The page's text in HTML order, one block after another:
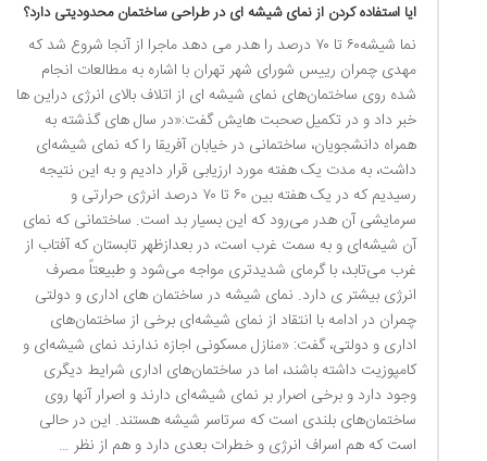
ایا استفاده کردن از نمای شیشه ای در طراحی ساختمان محدودیتی دارد؟
نما شیشه۶۰ تا ۷۰ درصد را هدر می دهد ماجرا از آنجا شروع شد که
مهدی چمران رییس شورای شهر تهران با اشاره به مطالعات انجام
شده روی ساختمان‌های نمای شیشه ای از اتلاف بالای انرژی دراین ها
خبر داد و در تکمیل صحبت هایش گفت:«در سال های گذشته به
همراه دانشجویان، ساختمانی در خیابان آفریقا را که نمای شیشه‌ای
داشت، به مدت یک هفته مورد ارزیابی قرار دادیم و به این نتیجه
رسیدیم که در یک هفته بین ۶۰ تا ۷۰ درصد انرژی حرارتی و
سرمایشی آن هدر می‌رود که این بسیار بد است. ساختمانی که نمای
آن شیشه‌ای و به سمت غرب است، در بعدازظهر تابستان که آفتاب از
غرب می‌تابد، با گرمای شدیدتری مواجه می‌شود و طبیعتاً مصرف
انرژی بیشتر ی دارد. نمای شیشه در ساختمان های اداری و دولتی
چمران در ادامه با انتقاد از نمای شیشه‌ای برخی از ساختمان‌های
اداری و دولتی، گفت: «منازل مسکونی اجازه ندارند نمای شیشه‌ای و
کامپوزیت داشته باشند، اما در ساختمان‌های اداری شرایط دیگری
وجود دارد و برخی اصرار بر نمای شیشه‌ای دارند و اصرار آنها روی
ساختمان‌های بلندی است که سرتاسر شیشه هستند. این در حالی
است که هم اسراف انرژی و خطرات بعدی دارد و هم از نظر …